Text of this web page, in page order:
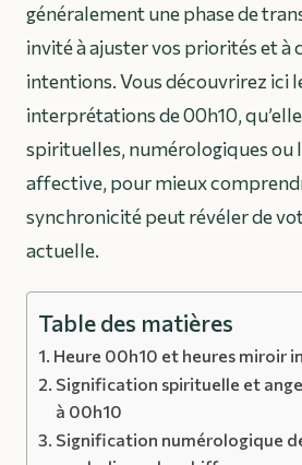
généralement une phase de
invité à ajuster vos priorités et à
intentions. Vous découvrirez ici
interprétations de 00h10,
spirituelles, numérologiques ou
affective, pour mieux
synchronicité peut révéler de
actuelle.
Table des matières
Heure 00h10 et heures miroir
Signification spirituelle et
à 00h10
Signification numérologique